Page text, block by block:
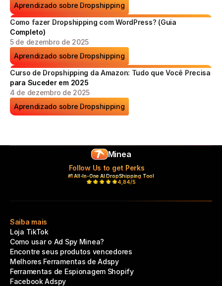
Aprendizado sobre Dropshipping
Como fazer Dropshipping com WordPress? (Guia
Completo)
5 de dezembro de 2025
Aprendizado sobre Dropshipping
Curso de Dropshipping da Amazon: Tudo que Você Precisa
para Suceder em 2025
4 de dezembro de 2025
Aprendizado sobre Dropshipping
Minea
Follow Us to get Perks
#1 All-In-One AI DropShipping Tool
4,84/5
Saiba mais
Loja TikTok
Como usar o Ad Spy Minea?
Encontre seus produtos vencedores
Melhores Ferramentas de Adspy
Ferramentas de Espionagem Shopify
Facebook Adspy